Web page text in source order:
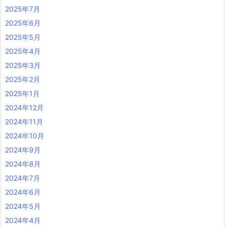
2025年7月
2025年6月
2025年5月
2025年4月
2025年3月
2025年2月
2025年1月
2024年12月
2024年11月
2024年10月
2024年9月
2024年8月
2024年7月
2024年6月
2024年5月
2024年4月